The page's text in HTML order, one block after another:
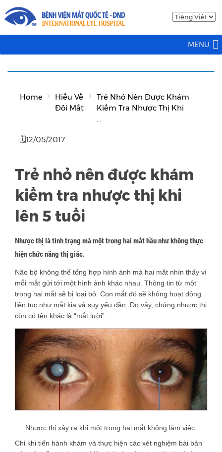
MENU
Home
Hiểu Về
Đôi Mắt
Trẻ Nhỏ Nên Được Khám
Kiểm Tra Nhược Thị Khi
...
🗓12/05/2017
Trẻ nhỏ nên được khám
kiểm tra nhược thị khi
lên 5 tuổi
Nhược thị là tình trạng mà một trong hai mắt hầu như không thực
hiện chức năng thị giác.
Não bộ không thể tổng hợp hình ảnh mà hai mắt nhìn thấy vì
mỗi mắt gửi tới một hình ảnh khác nhau. Thông tin từ một
trong hai mắt sẽ bị loại bỏ. Con mắt đó sẽ không hoạt động
liên tục như mắt kia và suy yếu dần. Do vậy, chứng nhược thị
còn có tên khác là “mắt lười”.
Nhược thị xảy ra khi một trong hai mắt không làm việc.
Chỉ khi tiến hành khám và thực hiện các xét nghiệm bài bản